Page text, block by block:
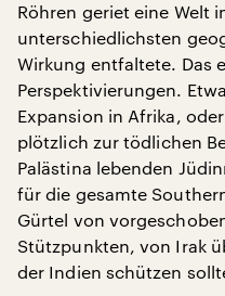
Röhren geriet eine Welt
unterschiedlichsten
Wirkung entfaltete. Das
Perspektivierungen.
Expansion in Afrika,
plötzlich zur tödlichen
Palästina lebenden
für die gesamte
Gürtel von
Stützpunkten, von Irak
der Indien schützen